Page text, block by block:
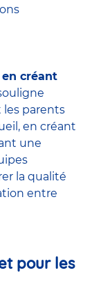
créant
les parents
en créant
une
la qualité
entre
pour les